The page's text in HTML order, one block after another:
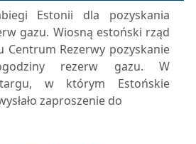
Estonii dla pozyskania
gazu. Wiosną estoński rząd
Centrum Rezerwy pozyskanie
rezerw gazu. W
w którym Estońskie
zaproszenie do